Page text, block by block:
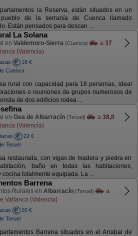
la Reserva, están situados en un
pueblo de la serranía de Cuenca llamado
Están pensados para descan ...
La Solana
en Valdemoro-Sierra (Cuenca) a 37
(Valencia)
18 €
Cuenca
rural con capacidad para 18 personas, ideal
o reuniones de grupos numerosos de
de dos edificios rodea ...
en Gea de Albarracín (Teruel) a 38,8
(Valencia)
22 €
Teruel
restaurada, con vigas de madera y piedra en
baño en todas las habitaciones,
cocina totalmente equipada. La ...
Barrena
Rurales en Albarracín (Teruel)
a
Vallanca (Valencia)
20 €
Teruel
Barrena situados en el Arrabal de